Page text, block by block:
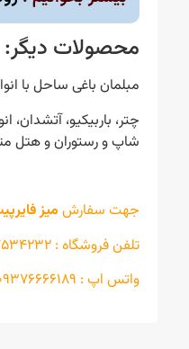
محصولات دیگر:
مبلمان باغی ساحل با
چتر، باربیکیو،
شاپ و رستوران و هتل
جهت سفارشمیز
تلفن فروشگاه : ۷۷۵۳۴۲۳۲
واتس اپ : ۰۹۳۷۶۶۶۶۱۸۹